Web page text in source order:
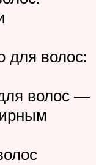
для волос:
волос —